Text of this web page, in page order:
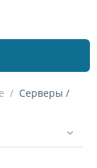
/ Серверы /